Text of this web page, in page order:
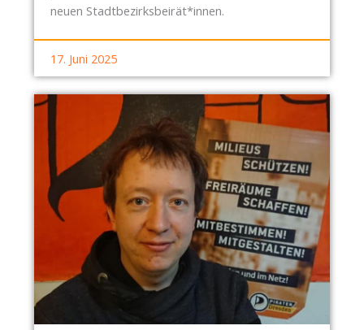
neuen Stadtbezirksbeirät*innen.
17. Juni 2025